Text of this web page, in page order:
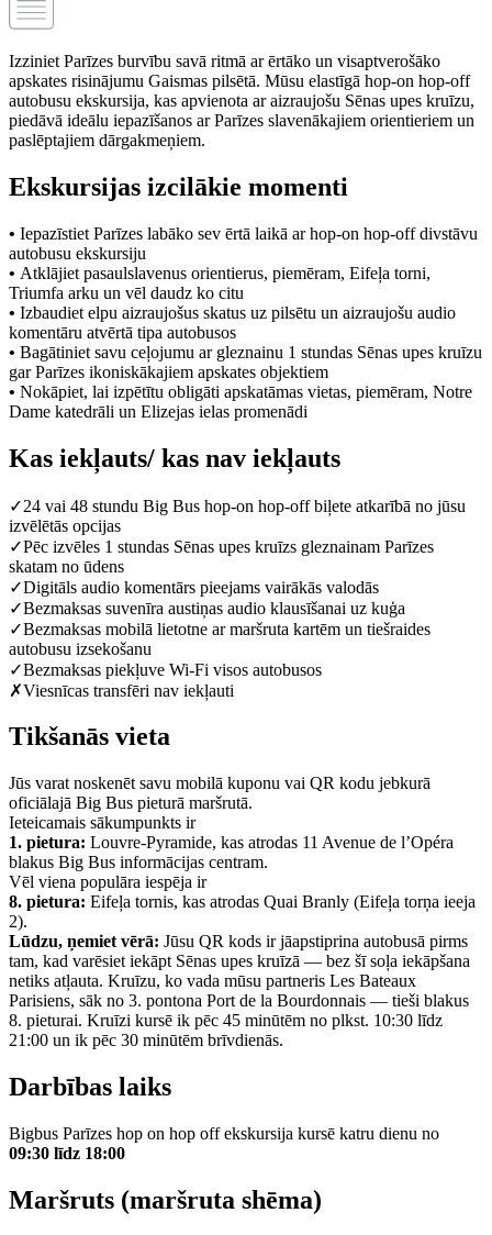
Izziniet Parīzes burvību savā ritmā ar ērtāko un visaptverošāko
apskates risinājumu Gaismas pilsētā. Mūsu elastīgā hop-on hop-off
autobusu ekskursija, kas apvienota ar aizraujošu Sēnas upes kruīzu,
piedāvā ideālu iepazīšanos ar Parīzes slavenākajiem orientieriem un
paslēptajiem dārgakmeņiem.
Ekskursijas izcilākie momenti
• Iepazīstiet Parīzes labāko sev ērtā laikā ar hop-on hop-off divstāvu
autobusu ekskursiju
• Atklājiet pasaulslavenus orientierus, piemēram, Eifeļa torni,
Triumfa arku un vēl daudz ko citu
• Izbaudiet elpu aizraujošus skatus uz pilsētu un aizraujošu audio
komentāru atvērtā tipa autobusos
• Bagātiniet savu ceļojumu ar gleznainu 1 stundas Sēnas upes kruīzu
gar Parīzes ikoniskākajiem apskates objektiem
• Nokāpiet, lai izpētītu obligāti apskatāmas vietas, piemēram, Notre
Dame katedrāli un Elizejas ielas promenādi
Kas iekļauts/ kas nav iekļauts
✓24 vai 48 stundu Big Bus hop-on hop-off biļete atkarībā no jūsu
izvēlētās opcijas
✓Pēc izvēles 1 stundas Sēnas upes kruīzs gleznainam Parīzes
skatam no ūdens
✓Digitāls audio komentārs pieejams vairākās valodās
✓Bezmaksas suvenīra austiņas audio klausīšanai uz kuģa
✓Bezmaksas mobilā lietotne ar maršruta kartēm un tiešraides
autobusu izsekošanu
✓Bezmaksas piekļuve Wi-Fi visos autobusos
✗Viesnīcas transfēri nav iekļauti
Tikšanās vieta
Jūs varat noskenēt savu mobilā kuponu vai QR kodu jebkurā
oficiālajā Big Bus pieturā maršrutā.
Ieteicamais sākumpunkts ir
1. pietura: Louvre-Pyramide, kas atrodas 11 Avenue de l’Opéra
blakus Big Bus informācijas centram.
Vēl viena populāra iespēja ir
8. pietura: Eifeļa tornis, kas atrodas Quai Branly (Eifeļa torņa ieeja
2).
Lūdzu, ņemiet vērā: Jūsu QR kods ir jāapstiprina autobusā pirms
tam, kad varēsiet iekāpt Sēnas upes kruīzā — bez šī soļa iekāpšana
netiks atļauta. Kruīzu, ko vada mūsu partneris Les Bateaux
Parisiens, sāk no 3. pontona Port de la Bourdonnais — tieši blakus
8. pieturai. Kruīzi kursē ik pēc 45 minūtēm no plkst. 10:30 līdz
21:00 un ik pēc 30 minūtēm brīvdienās.
Darbības laiks
Bigbus Parīzes hop on hop off ekskursija kursē katru dienu no
09:30 līdz 18:00
Maršruts (maršruta shēma)